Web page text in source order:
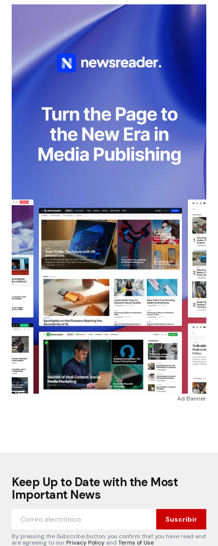
Ad Banner
Keep Up to Date with the Most
Important News
Suscribir
By pressing the Subscribe button, you confirm that you have read and
are agreeing to ourPrivacy Policy and Terms of Use